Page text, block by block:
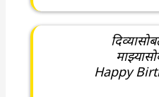
Happy